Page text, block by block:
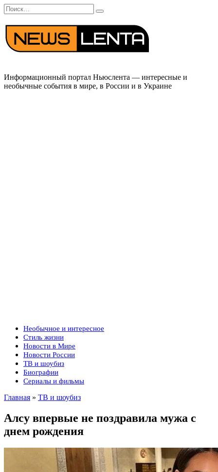
Перейти
к
содержанию
Search
for:
Информационный портал Ньюслента — интересные и
необычные события в мире, в России и в Украине
Необычное и интересное
Стиль жизни
Новости в Мире
Новости России
ТВ и шоубиз
Биографии
Сериалы и фильмы
Главная » ТВ и шоубиз
Алсу впервые не поздравила мужа с
днем рождения